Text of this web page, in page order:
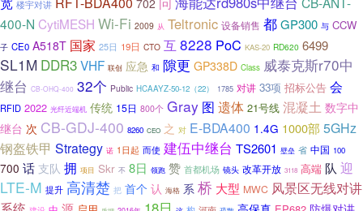
楼宇对讲 702
400-N CytiMESH Wi-Fi 2009 从 Teltronic 设备销售 都GP300 与 CCW
子 CE0 A518T 国家 25日 19日 CTO 互 8228 PoC KAS-20 RD620 6499
SL1M DDR3VHF 联创 应急 和 隙更 GP338D Class 威泰克斯r70中
继台 CB-OHQ-400 32个 Public HCAAYZ-50-12（22） 1785 对讲 33项 招标公告 会
RFID 2022 光纤近端机 传统 15日 800个 Gray 图 遗体 21号线 混凝土 数字中
继台 次 CB-GDJ-400 8260 CEO 之 对 E-BDA400 1.4G 1000部 5GHz
钢盔铁甲 Strategy 诺 1日起 而使 建伍中继台 TS2601 壁垒 省 中国 100
700 话 支队 拥 项目 Skr 不 8日 领跑 赞 首都机场 镜头 改革开放 3118 高端 队 迎
LTE-M 提升 高清楚 把 首个 认 海格 系 桥 大型 MWC 风景区无线对讲